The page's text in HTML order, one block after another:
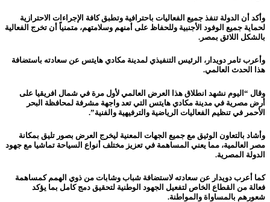
وأكد أن الدولة تنفذ جميع الفعاليات باحترافية وتطبق كافة الإجراءات الاحترازية
لحماية جميع الوفود الأجنبية وللحفاظ على أمنهم وسلامتهم، متمنياً أن تخرج الفعالية
بالشكل اللائق بمصر.
وأعرب تامر دويدار، الرئيس التنفيذي لمدينة مكادي هايتس عن سعادته باستضافة
هذا الحدث العالمي.
وقال “اليوم نشهد انطلاق هذا العرض العالمي لأول مرة في شمال افريقيا على
أرض مصرية في مدينة مكادي هايتس التي تعد واجهة مشرفة لمحافظة البحر
الأحمر في تنظيم الفعاليات الرياضية والترفيهية والفنية”.
وأشاد بالتعاون الوثيق مع جميع الجهات المعنية ليخرج العرض بصور تليق بمكانة
مصر العالمية، مما يعني المساهمة في تعزيز مختلف أنواع السياحة تماشيا مع جهود
الدولة المصرية.
كما أعرب دويدار عن سعادته لاستضافة شباب وشابات من ذوي الهمم كمساهمة
فعالة من القطاع الخاص لتفعيل الجهود الوطنية لتحقيق دمج كامل بما يؤكد
شعورهم بالمساواة والمواطنة.